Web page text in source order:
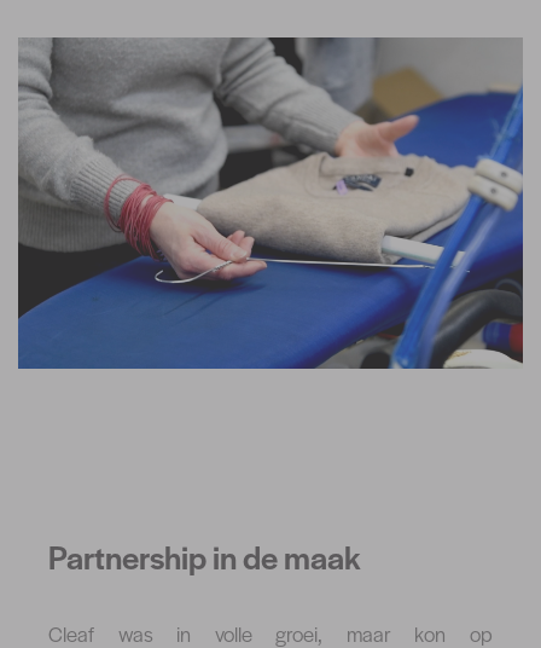
Partnership in de maak
Cleaf was in volle groei, maar kon op